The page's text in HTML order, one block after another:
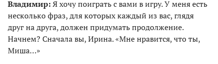
Владимир:Я хочу поиграть с вами в игру. У меня есть
несколько фраз, для которых каждый из вас, глядя
друг на друга, должен придумать продолжение.
Начнем? Сначала вы, Ирина. «Мне нравится, что ты,
Миша…»